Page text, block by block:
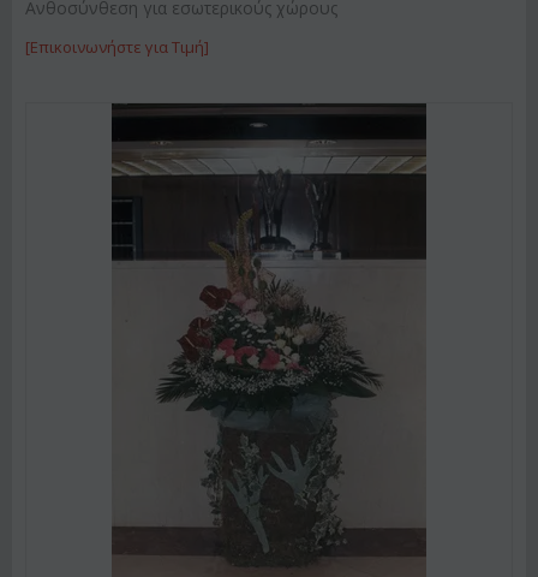
Ανθοσύνθεση για εσωτερικούς χώρους
[Επικοινωνήστε για Τιμή]